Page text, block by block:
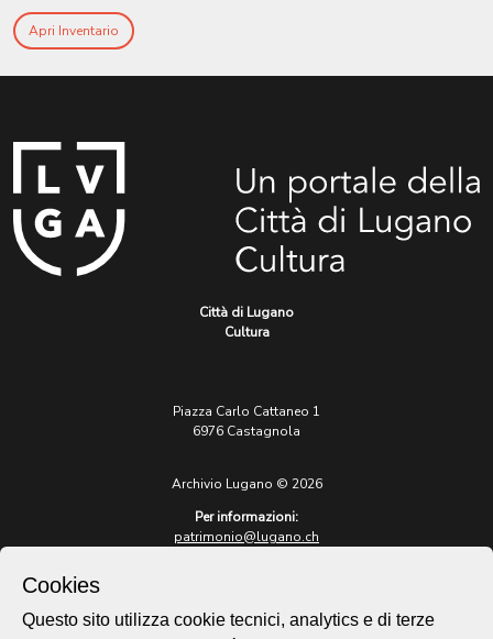
Apri Inventario
Città di Lugano
Cultura
Piazza Carlo Cattaneo 1
6976 Castagnola
Archivio Lugano © 2026
Per informazioni:
patrimonio@lugano.ch
lugano.ch
Cookies
Questo sito utilizza cookie tecnici, analytics e di terze